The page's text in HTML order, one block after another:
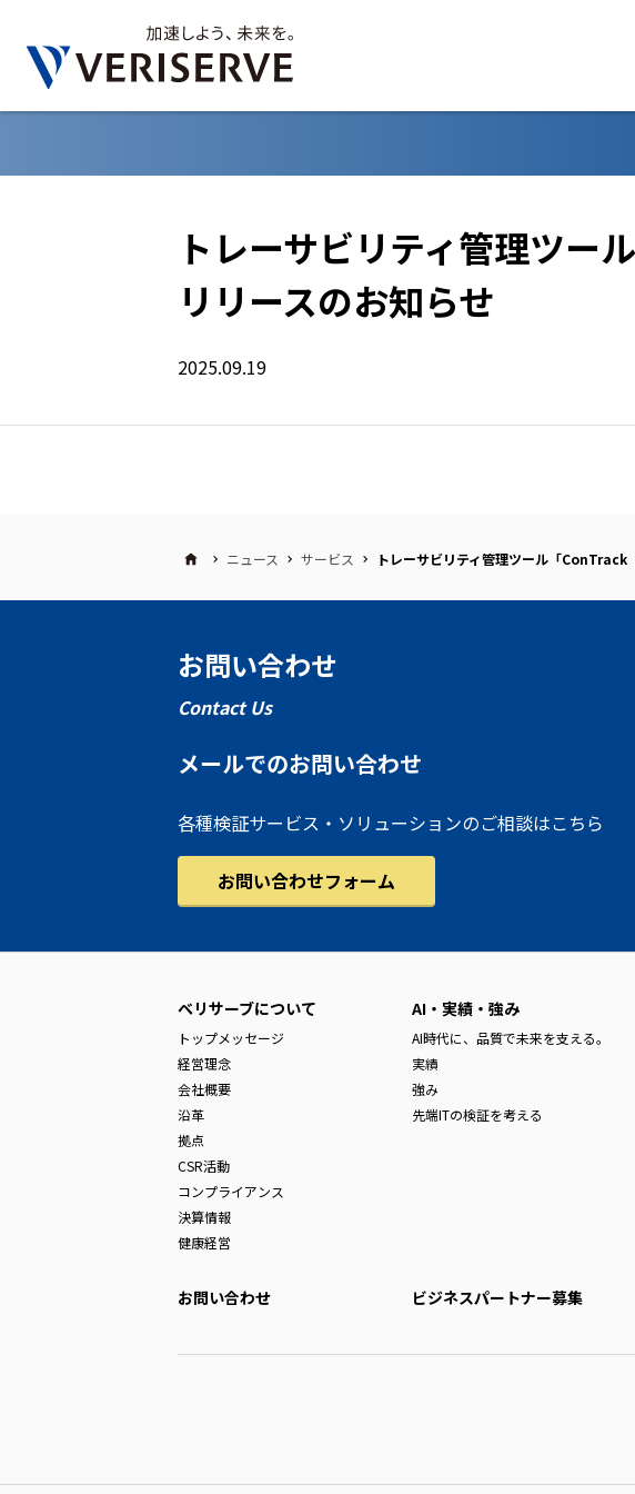
トレーサビリティ管理ツー
リリースのお知らせ
2025.09.19
ニュース サービス トレーサビリティ管理ツール「
お問い合わせ
Contact Us
メールでのお問い合わせ
各種検証サービス・ソリューションのご相談はこちら
お問い合わせフォーム
ベリサーブについて
トップメッセージ
経営理念
会社概要
沿革
拠点
CSR活動
コンプライアンス
決算情報
健康経営
AI・実績・強み
AI時代に、品質で未来を支える。
実績
強み
先端ITの検証を考える
お問い合わせ ビジネスパートナー募集